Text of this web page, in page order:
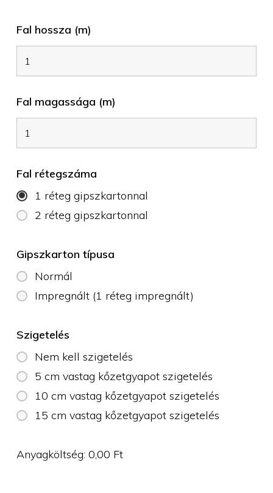
Fal hossza (m)
Fal magassága (m)
Fal rétegszáma
1 réteg gipszkartonnal
2 réteg gipszkartonnal
Gipszkarton típusa
Normál
Impregnált (1 réteg impregnált)
Szigetelés
Nem kell szigetelés
5 cm vastag kőzetgyapot szigetelés
10 cm vastag kőzetgyapot szigetelés
15 cm vastag kőzetgyapot szigetelés
Anyagköltség:0,00 Ft